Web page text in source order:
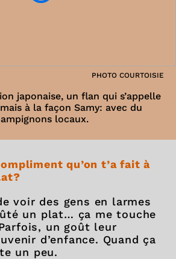
PHOTO COURTOISIE
japonaise, un flan qui s’appelle
à la façon Samy: avec du
locaux.
qu’on t’a fait à
voir des gens en larmes
un plat… ça me touche
un goût leur
d’enfance. Quand ça
un peu.